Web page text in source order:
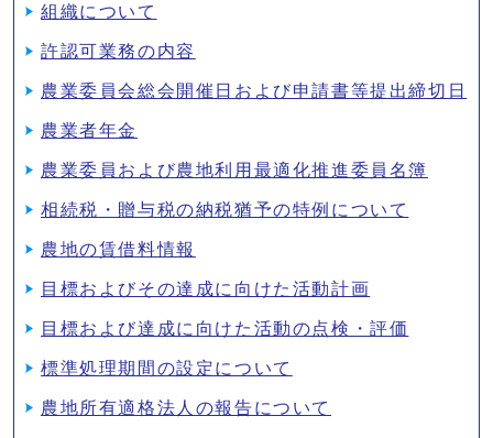
組織について
許認可業務の内容
農業委員会総会開催日および申請書等提出締切日
農業者年金
農業委員および農地利用最適化推進委員名簿
相続税・贈与税の納税猶予の特例について
農地の賃借料情報
目標およびその達成に向けた活動計画
目標および達成に向けた活動の点検・評価
標準処理期間の設定について
農地所有適格法人の報告について